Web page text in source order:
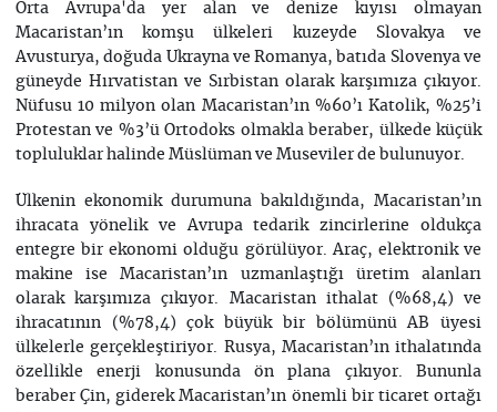
Orta Avrupa'da yer alan ve denize kıyısı olmayan
Macaristan’ın komşu ülkeleri kuzeyde Slovakya ve
Avusturya, doğuda Ukrayna ve Romanya, batıda Slovenya ve
güneyde Hırvatistan ve Sırbistan olarak karşımıza çıkıyor.
Nüfusu 10 milyon olan Macaristan’ın %60’ı Katolik, %25’i
Protestan ve %3’ü Ortodoks olmakla beraber, ülkede küçük
topluluklar halinde Müslüman ve Museviler de bulunuyor.
Ülkenin ekonomik durumuna bakıldığında, Macaristan’ın
ihracata yönelik ve Avrupa tedarik zincirlerine oldukça
entegre bir ekonomi olduğu görülüyor. Araç, elektronik ve
makine ise Macaristan’ın uzmanlaştığı üretim alanları
olarak karşımıza çıkıyor. Macaristan ithalat (%68,4) ve
ihracatının (%78,4) çok büyük bir bölümünü AB üyesi
ülkelerle gerçekleştiriyor. Rusya, Macaristan’ın ithalatında
özellikle enerji konusunda ön plana çıkıyor. Bununla
beraber Çin, giderek Macaristan’ın önemli bir ticaret ortağı